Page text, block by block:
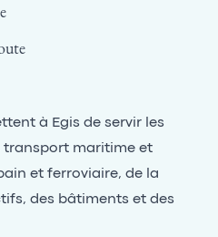
à Egis de servir les
transport maritime et
et ferroviaire, de la
des bâtiments et des